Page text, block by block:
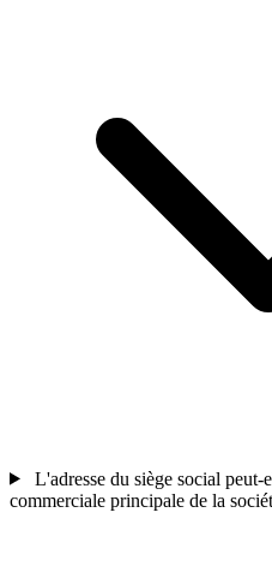
L'adresse du siège social peut-
commerciale principale de la